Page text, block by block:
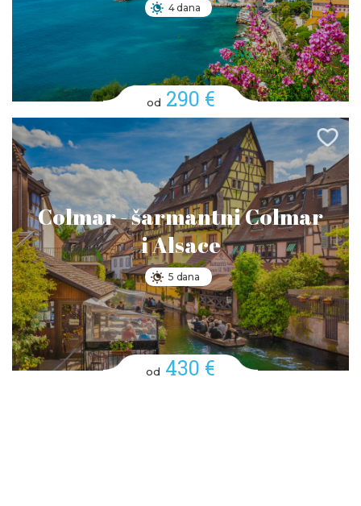
4 dana
od 290 €
Colmar - šarmantni Colmar
i Alsace
5 dana
od 430 €